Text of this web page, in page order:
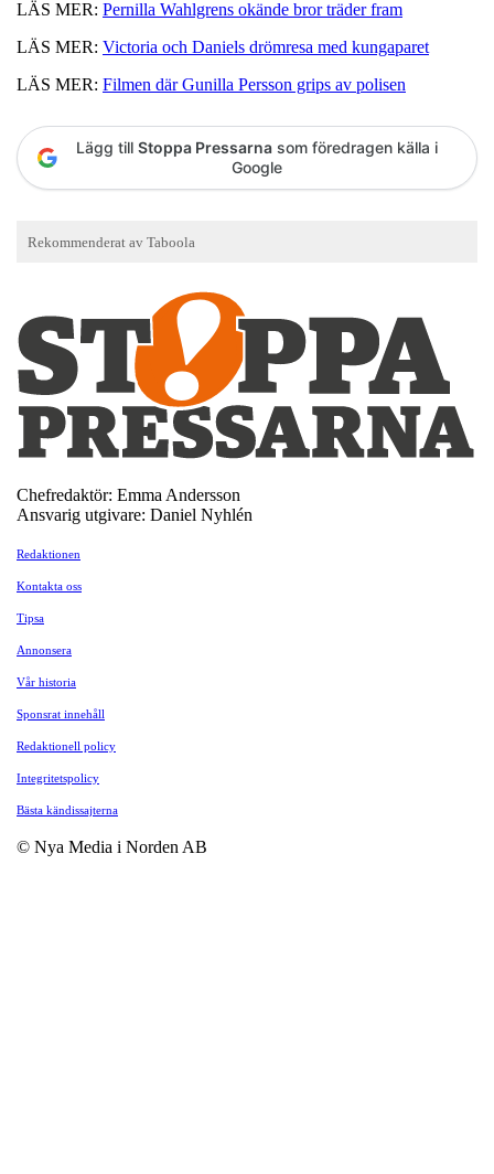
LÄS MER: Pernilla Wahlgrens okände bror träder fram
LÄS MER: Victoria och Daniels drömresa med kungaparet
LÄS MER: Filmen där Gunilla Persson grips av polisen
Lägg till Stoppa Pressarna som föredragen källa i
Google
Chefredaktör: Emma Andersson
Ansvarig utgivare: Daniel Nyhlén
Redaktionen
Kontakta oss
Tipsa
Annonsera
Vår historia
Sponsrat innehåll
Redaktionell policy
Integritetspolicy
Bästa kändissajterna
© Nya Media i Norden AB